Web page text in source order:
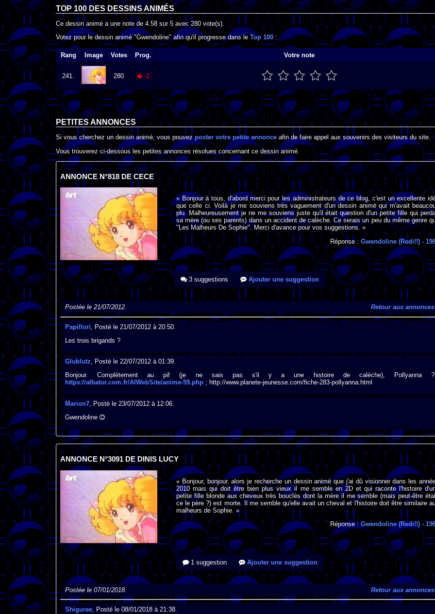
TOP 100 DES DESSINS ANIMÉS
Ce dessin animé a une note de 4.58 sur 5 avec 280 vote(s).
Votez pour le dessin animé "Gwendoline" afin qu'il progresse dans leTop 100 :
Rang Image Votes Prog. Votre note
241. 280 -2
PETITES ANNONCES
Si vous cherchez un dessin animé, vous pouvezposter votre petite annonce afin de faire appel aux souvenirs des visiteurs du site.
Vous trouverez ci-dessous les petites annonces résolues concernant ce dessin animé.
ANNONCE N°818 DE CECE
« Bonjour à tous, d'abord merci pour les administrateurs de ce blog, c'est un excellente
que celle ci. Voilà je me souviens très vaguement d'un dessin animé qui m'avait
plu. Malheureusement je ne me souviens juste qu'il était question d'un petite fille qui
sa mère (ou ses parents) dans un accident de calèche. Ce serais un peu du même genre
"Les Malheurs De Sophie". Merci d'avance pour vos suggestions. »
Réponse :Gwendoline (Redi!!) -
3 suggestions Ajouter une suggestion
Postée le 21/07/2012. Retour aux annonces
Papillori , Posté le 21/07/2012 à 20:50.
Les trois brigands ?
Glublutz, Posté le 22/07/2012 à 01:39.
Bonjour. Complètement au pif (je ne sais pas s'il y a une histoire de calèche), Pollyanna ?
https://albator.com.fr/AlWebSite/anime-59.php; http://www.planete-jeunesse.com/fiche-283-pollyanna.html
Marion7, Posté le 23/07/2012 à 12:06.
Gwendoline
ANNONCE N°3091 DE DINIS LUCY
« Bonjour, bonjour, alors je recherche un dessin animé que j'ai dû visionner dans les
2010 mais qui doit être bien plus vieux il me semble en 2D et qui raconte l'histoire
petite fille blonde aux cheveux très bouclés dont la mère il me semble (mais peut-être
ce le père ?) est morte. Il me semble qu'elle avait un cheval et l'histoire doit être similaire
malheurs de Sophie. »
Réponse :Gwendoline (Redi!!) -
1 suggestion Ajouter une suggestion
Postée le 07/01/2018. Retour aux annonces
Shiguree, Posté le 08/01/2018 à 21:38.